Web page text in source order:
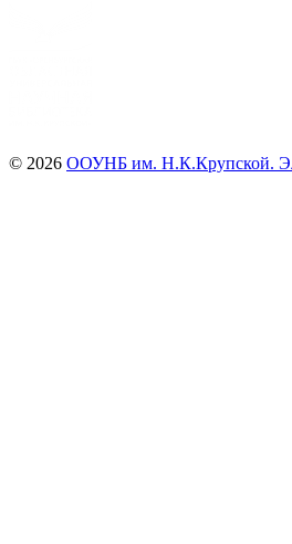
© 2026 ООУНБ им. Н.К.Крупской.